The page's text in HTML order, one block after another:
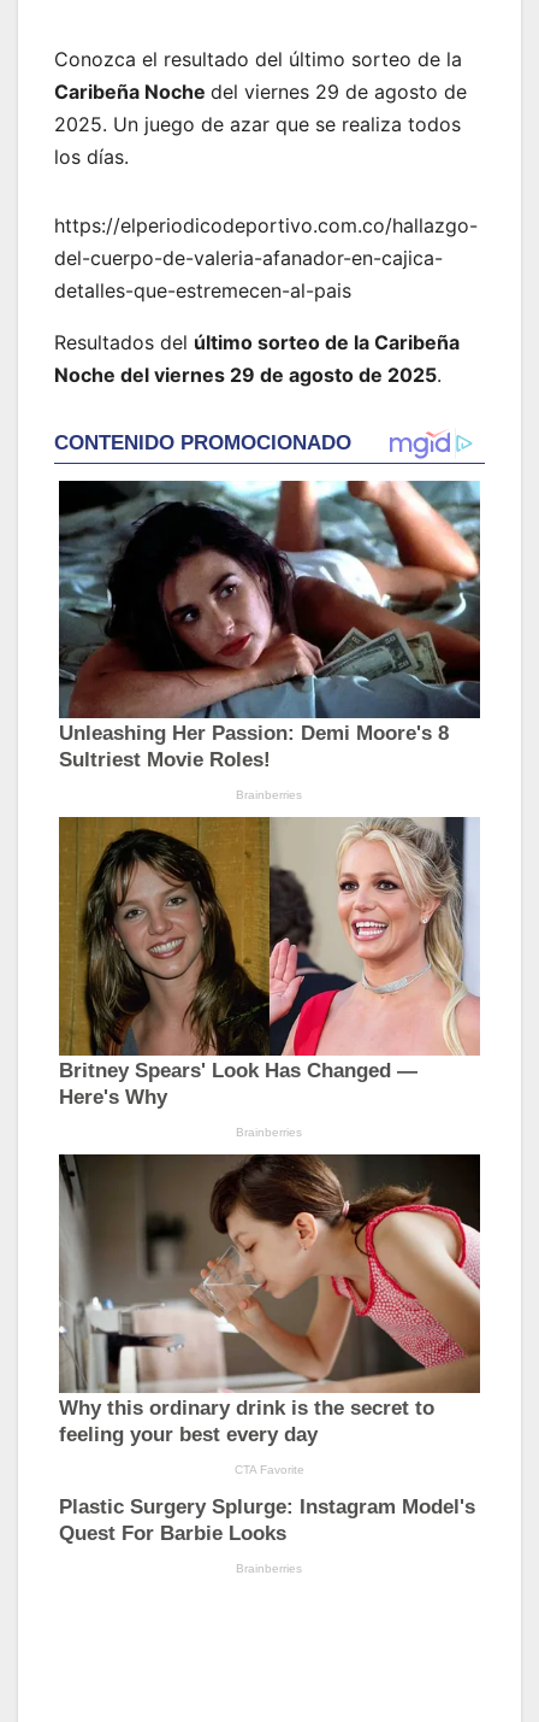
Conozca el resultado del último sorteo de la
Caribeña Noche del viernes 29 de agosto de
2025. Un juego de azar que se realiza todos
los días.
https://elperiodicodeportivo.com.co/hallazgo-
del-cuerpo-de-valeria-afanador-en-cajica-
detalles-que-estremecen-al-pais
Resultados del último sorteo de la Caribeña
Noche del viernes 29 de agosto de 2025.